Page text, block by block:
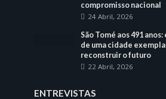
compromisso nacional
24 Abril, 2026
São Tomé aos 491
de uma cidade
reconstruir o futuro
22 Abril, 2026
ENTREVISTAS